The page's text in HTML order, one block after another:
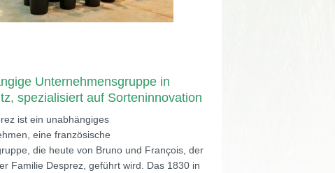
Unternehmensgruppe in
spezialisiert auf Sorteninnovation
ist ein unabhängiges
eine französische
die heute von Bruno und François, der
Familie Desprez, geführt wird. Das 1830 in